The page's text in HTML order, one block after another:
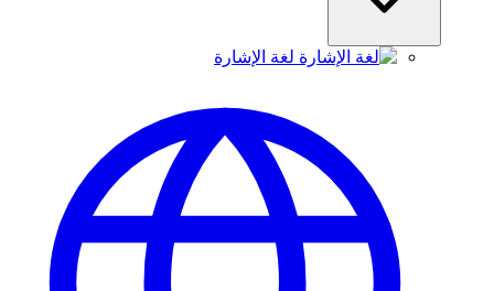
لغة الإشارة